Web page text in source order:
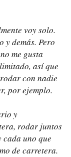
voy solo.
y demás. Pero
me gusta
así que
con nadie
por ejemplo.
y
rodar juntos
uno que
de carretera.